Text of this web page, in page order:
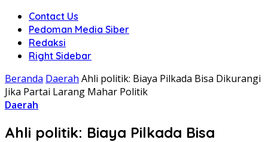
Contact Us
Pedoman Media Siber
Redaksi
Right Sidebar
Beranda Daerah Ahli politik: Biaya Pilkada Bisa Dikurangi
Jika Partai Larang Mahar Politik
Daerah
Ahli politik: Biaya Pilkada Bisa